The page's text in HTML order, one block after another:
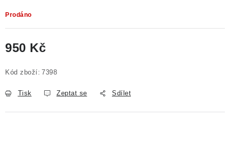
Prodáno
950 Kč
Kód zboží: 7398
Tisk Zeptat se Sdílet